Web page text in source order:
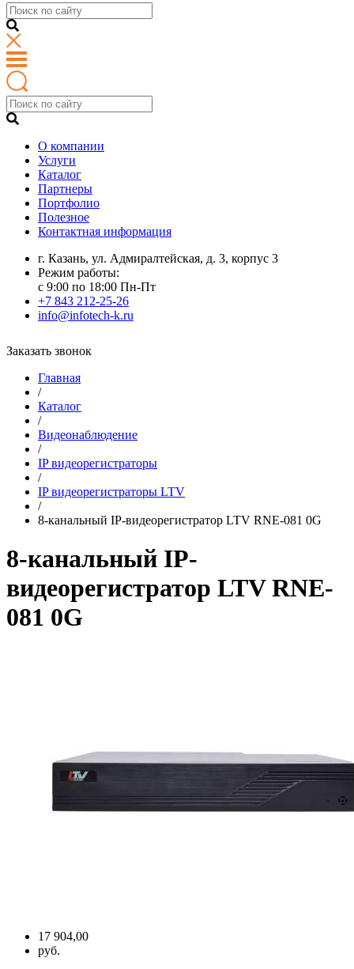
О компании
Услуги
Каталог
Партнеры
Портфолио
Полезное
Контактная информация
г. Казань, ул. Адмиралтейская, д. 3, корпус 3
Режим работы:
с 9:00 по 18:00 Пн-Пт
+7 843 212-25-26
info@infotech-k.ru
Заказать звонок
Главная
/
Каталог
/
Видеонаблюдение
/
IP видеорегистраторы
/
IP видеорегистраторы LTV
/
8-канальный IP-видеорегистратор LTV RNE-081 0G
8-канальный IP-
видеорегистратор LTV RNE-
081 0G
17 904,00
руб.